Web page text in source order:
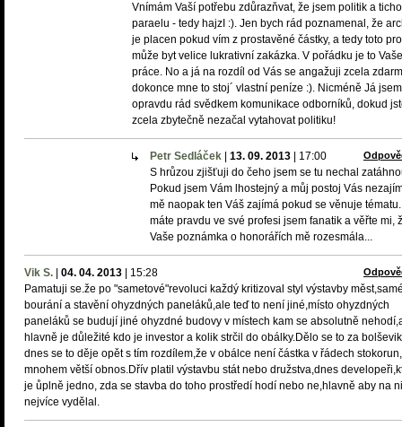
Vnímám Vaší potřebu zdůrazňvat, že jsem politik a
paraelu - tedy hajzI :). Jen bych rád poznamenal, že
je placen pokud vím z prostavěné částky, a tedy toto
může byt velice lukrativní zakázka. V pořádku je to Vaše
práce. No a já na rozdíl od Vás se angažuji zcela
dokonce mne to stoj´ vlastní peníze :). Nicméně Já
opravdu rád svědkem komunikace odborníků, dokud
zcela zbytečně nezačal vytahovat politiku!
Petr Sedláček 13. 09. 2013 17:00
S hrůzou zjišťuji do čeho jsem se tu nechal
Pokud jsem Vám lhostejný a můj postoj Vás
mě naopak ten Váš zajímá pokud se věnuje
máte pravdu ve své profesi jsem fanatik a věřte mi,
Vaše poznámka o honorářích mě rozesmála...
Vik S. 04. 04. 2013 15:28
Pamatuji se.že po "sametové"revoluci každý kritizoval styl výstavby
bourání a stavění ohyzdných paneláků,ale teď to není jiné,místo ohyzdných
paneláků se budují jiné ohyzdné budovy v místech kam se absolutně
hlavně je důležité kdo je investor a kolik strčil do obálky.Dělo se to za
dnes se to děje opět s tím rozdílem,že v obálce není částka v řádech
mnohem větší obnos.Dřív platil výstavbu stát nebo družstva,dnes
je ůplně jedno, zda se stavba do toho prostředí hodí nebo ne,hlavně aby na
nejvíce vydělal.